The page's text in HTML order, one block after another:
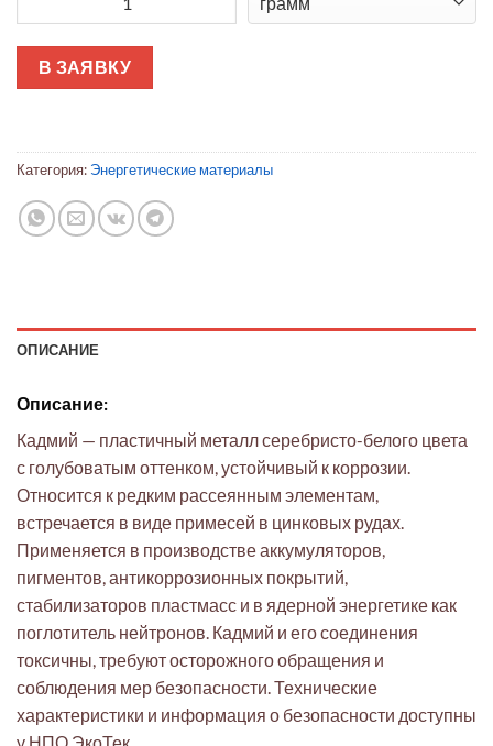
В ЗАЯВКУ
Категория: Энергетические материалы
ОПИСАНИЕ
Описание:
Кадмий — пластичный металл серебристо-белого цвета
с голубоватым оттенком, устойчивый к коррозии.
Относится к редким рассеянным элементам,
встречается в виде примесей в цинковых рудах.
Применяется в производстве аккумуляторов,
пигментов, антикоррозионных покрытий,
стабилизаторов пластмасс и в ядерной энергетике как
поглотитель нейтронов. Кадмий и его соединения
токсичны, требуют осторожного обращения и
соблюдения мер безопасности. Технические
характеристики и информация о безопасности доступны